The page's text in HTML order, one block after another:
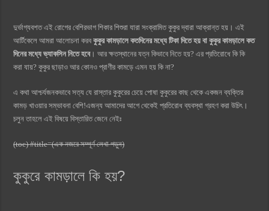
দুর্ভাগ্যবশত এই রোগের বেশিরভাগ শিকার শিশুরা যারা সংক্রামিত কুকুর দ্বারা আক্রান্ত হয়। এই
আর্টিকেলে আমরা আলোচনা করবকুকুর কামড়ালে কতদিনের মধ্যে টিকা দিতে হয় বা কুকুর কামড়ালে কত
দিনের মধ্যে ভ্যাকসিন নিতে হবে। আর ক্ষতস্থানের যত্ন কিভাবে নিতে হয়? এর প্রতিরোধে কি কি
করা যায়? কুকুর ছাড়াও আর কোনও প্রাণীর কামড়ে এমন হয় কি না?
এ কথা আশ্চর্যজনকভাবে সত্য যে রাস্তার কুকুরের চেয়ে পোষা কুকুরের কাছ থেকে একজন ব্যক্তির
কামড় খাওয়ার সম্ভাবনা বেশি!এজন্য আমাদের আগে থেকেই প্রতিরোধ ব্যবস্থা গ্রহণ করা উচিৎ।
চলুন তাহলে এই বিষয়ে বিস্তারিত জেনে নেইঃ
(toc) #title=(এক নজরে সম্পূর্ণ লেখা পড়ুন)
কুকুরে কামড়ালে কি হয়?